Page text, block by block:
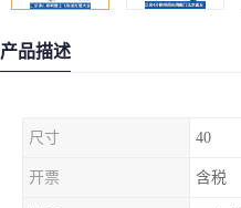
产品描述
尺寸 40
开票 含税